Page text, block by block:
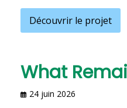
Découvrir le projet
What
24 juin 2026